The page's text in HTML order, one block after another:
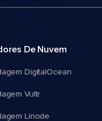
De Nuvem
DigitalOcean
Vultr
Linode